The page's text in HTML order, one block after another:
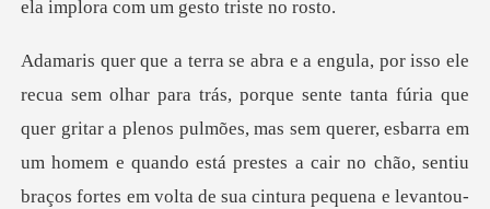
querer, esbarra em
um homem e quando está prestes a cair no chão, sentiu
braços fortes em volta de sua cintura pequena e levantou-